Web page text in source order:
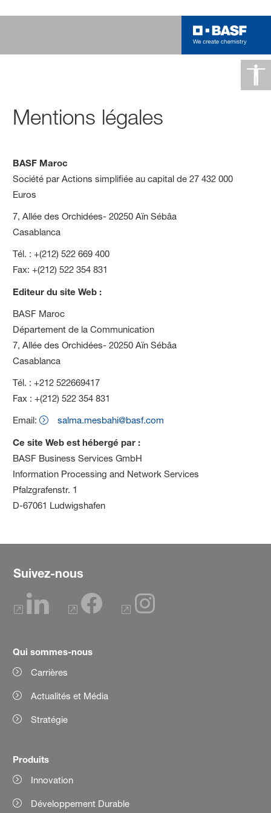
Mentions légales
BASF Maroc
Société par Actions simplifiée au capital de 27 432 000
Euros
7, Allée des Orchidées- 20250 Aïn Sébâa
Casablanca
Tél. : +(212) 522 669 400
Fax: +(212) 522 354 831
Editeur du site Web :
BASF Maroc
Département de la Communication
7, Allée des Orchidées- 20250 Aïn Sébâa
Casablanca
Tél. : +212 522669417
Fax : +(212) 522 354 831
Email:
salma.mesbahi@basf.com
Ce site Web est hébergé par :
BASF Business Services GmbH
Information Processing and Network Services
Pfalzgrafenstr. 1
D-67061 Ludwigshafen
Suivez-nous
Qui sommes-nous
Carrières
Actualités et Média
Stratégie
Produits
Innovation
Développement Durable